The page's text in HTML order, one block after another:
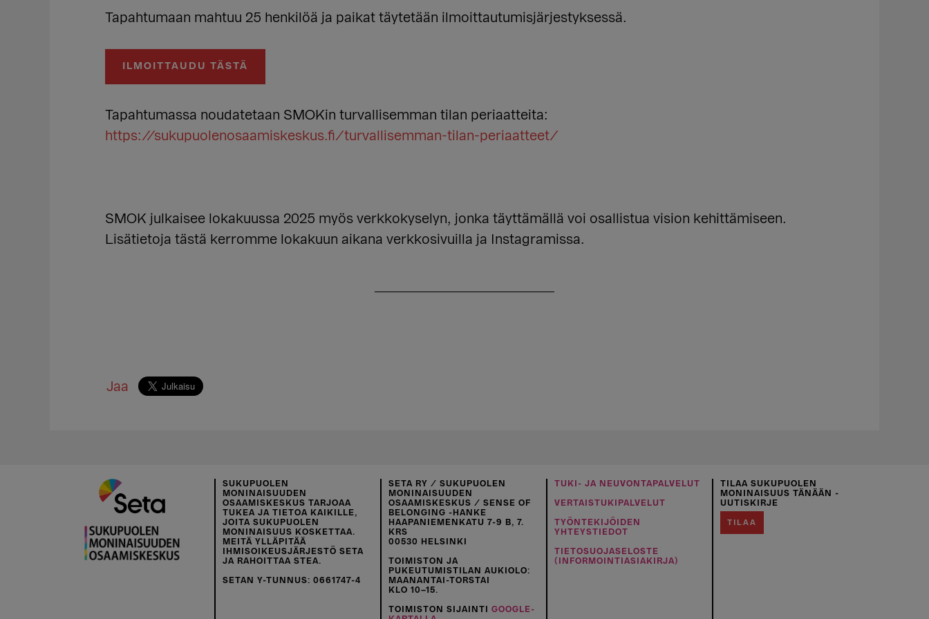
Tapahtumaan mahtuu 25 henkilöä ja paikat täytetään ilmoittautumisjärjestyksessä.
ILMOITTAUDU TÄSTÄ
Tapahtumassa noudatetaan SMOKin turvallisemman tilan periaatteita:
https://sukupuolenosaamiskeskus.fi/turvallisemman-tilan-periaatteet/
SMOK julkaisee lokakuussa 2025 myös verkkokyselyn, jonka täyttämällä voi osallistua vision kehittämiseen.
Lisätietoja tästä kerromme lokakuun aikana verkkosivuilla ja Instagramissa.
Jaa
SUKUPUOLEN
MONINAISUUDEN
OSAAMISKESKUS TARJOAA
TUKEA JA TIETOA KAIKILLE,
JOITA SUKUPUOLEN
MONINAISUUS KOSKETTAA.
MEITÄ YLLÄPITÄÄ
IHMISOIKEUSJÄRJESTÖ SETA
JA RAHOITTAA STEA.
SETAN Y-TUNNUS: 0661747-4
SETA RY / SUKUPUOLEN
MONINAISUUDEN
OSAAMISKESKUS / SENSE OF
BELONGING -HANKE
HAAPANIEMENKATU 7-9 B, 7.
KRS
00530 HELSINKI
TOIMISTON JA
PUKEUTUMISTILAN AUKIOLO:
MAANANTAI-TORSTAI
KLO 10–15.
TOIMISTON SIJAINTI GOOGLE-
TUKI- JA NEUVONTAPALVELUT
VERTAISTUKIPALVELUT
TYÖNTEKIJÖIDEN
YHTEYSTIEDOT
TIETOSUOJASELOSTE
(INFORMOINTIASIAKIRJA)
TILAA SUKUPUOLEN
MONINAISUUS TÄNÄÄN -
UUTISKIRJE
TILAA